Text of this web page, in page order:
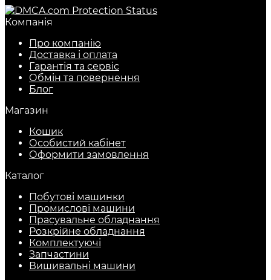
Компанія
Про компанію
Доставка і оплата
Гарантія та сервіс
Обмін та повернення
Блог
Магазин
Кошик
Особистий кабінет
Оформити замовлення
Каталог
Побутові машинки
Промислові машини
Прасувальне обладнання
Розкрійне обладнання
Комплектуючі
Запчастини
Вишивальні машини